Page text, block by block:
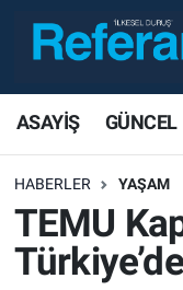
ASAYİŞ GÜNCEL
HABERLER YAŞAM
TEMU